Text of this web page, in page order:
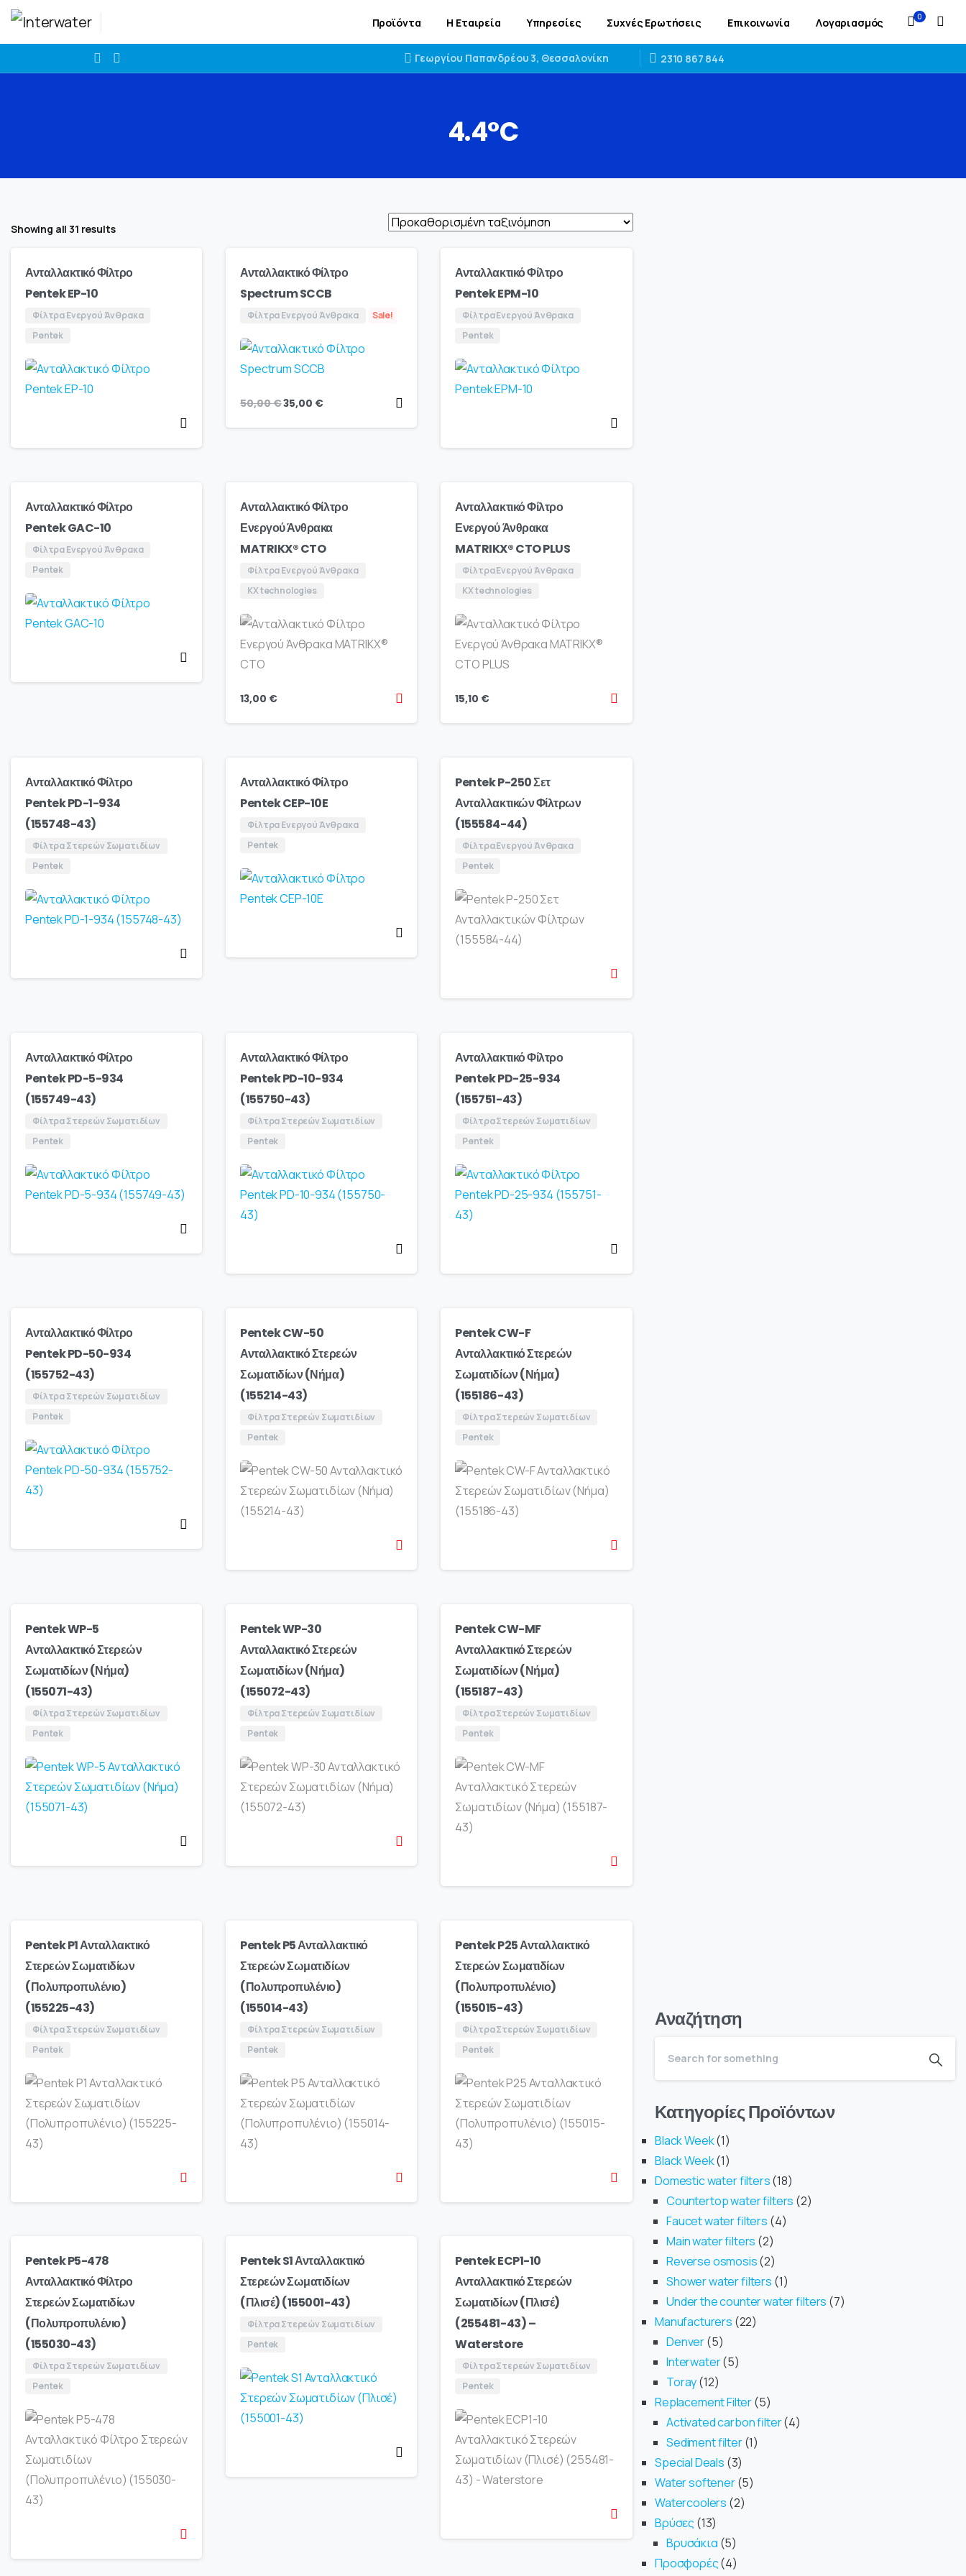
Προϊόντα Η Εταιρεία Υπηρεσίες Συχνές Ερωτήσεις Επικοινωνία Λογαριασμός 0
Γεωργίου Παπανδρέου 3, Θεσσαλονίκη 2310 867 844
4.4°C
Showing all 31 results
Ανταλλακτικό Φίλτρο
Pentek EP-10
Φίλτρα Ενεργού Άνθρακα
Pentek
Ανταλλακτικό Φίλτρο
Spectrum SCCB
Φίλτρα Ενεργού Άνθρακα Sale!
50,00€35,00 €
Ανταλλακτικό Φίλτρο
Pentek EPM-10
Φίλτρα Ενεργού Άνθρακα
Pentek
Ανταλλακτικό Φίλτρο
Pentek GAC-10
Φίλτρα Ενεργού Άνθρακα
Pentek
Ανταλλακτικό Φίλτρο
Ενεργού Άνθρακα
MATRIKX® CTO
Φίλτρα Ενεργού Άνθρακα
KX technologies
13,00 €
Ανταλλακτικό Φίλτρο
Ενεργού Άνθρακα
MATRIKX® CTO PLUS
Φίλτρα Ενεργού Άνθρακα
KX technologies
15,10 €
Ανταλλακτικό Φίλτρο
Pentek PD-1-934
(155748-43)
Φίλτρα Στερεών Σωματιδίων
Pentek
Ανταλλακτικό Φίλτρο
Pentek CEP-10E
Φίλτρα Ενεργού Άνθρακα
Pentek
Pentek P-250 Σετ
Ανταλλακτικών Φίλτρων
(155584-44)
Φίλτρα Ενεργού Άνθρακα
Pentek
Ανταλλακτικό Φίλτρο
Pentek PD-5-934
(155749-43)
Φίλτρα Στερεών Σωματιδίων
Pentek
Ανταλλακτικό Φίλτρο
Pentek PD-10-934
(155750-43)
Φίλτρα Στερεών Σωματιδίων
Pentek
Ανταλλακτικό Φίλτρο
Pentek PD-25-934
(155751-43)
Φίλτρα Στερεών Σωματιδίων
Pentek
Ανταλλακτικό Φίλτρο
Pentek PD-50-934
(155752-43)
Φίλτρα Στερεών Σωματιδίων
Pentek
Pentek CW-50
Ανταλλακτικό Στερεών
Σωματιδίων (Νήμα)
(155214-43)
Φίλτρα Στερεών Σωματιδίων
Pentek
Pentek CW-F
Ανταλλακτικό Στερεών
Σωματιδίων (Νήμα)
(155186-43)
Φίλτρα Στερεών Σωματιδίων
Pentek
Pentek WP-5
Ανταλλακτικό Στερεών
Σωματιδίων (Νήμα)
(155071-43)
Φίλτρα Στερεών Σωματιδίων
Pentek
Pentek WP-30
Ανταλλακτικό Στερεών
Σωματιδίων (Νήμα)
(155072-43)
Φίλτρα Στερεών Σωματιδίων
Pentek
Pentek CW-MF
Ανταλλακτικό Στερεών
Σωματιδίων (Νήμα)
(155187-43)
Φίλτρα Στερεών Σωματιδίων
Pentek
Pentek P1 Ανταλλακτικό
Στερεών Σωματιδίων
(Πολυπροπυλένιο)
(155225-43)
Φίλτρα Στερεών Σωματιδίων
Pentek
Pentek P5 Ανταλλακτικό
Στερεών Σωματιδίων
(Πολυπροπυλένιο)
(155014-43)
Φίλτρα Στερεών Σωματιδίων
Pentek
Pentek P25 Ανταλλακτικό
Στερεών Σωματιδίων
(Πολυπροπυλένιο)
(155015-43)
Φίλτρα Στερεών Σωματιδίων
Pentek
Pentek P5-478
Ανταλλακτικό Φίλτρο
Στερεών Σωματιδίων
(Πολυπροπυλένιο)
(155030-43)
Φίλτρα Στερεών Σωματιδίων
Pentek
Pentek S1 Ανταλλακτικό
Στερεών Σωματιδίων
(Πλισέ) (155001-43)
Φίλτρα Στερεών Σωματιδίων
Pentek
Pentek ECP1-10
Ανταλλακτικό Στερεών
Σωματιδίων (Πλισέ)
(255481-43) –
Waterstore
Φίλτρα Στερεών Σωματιδίων
Pentek
Αναζήτηση
Κατηγορίες Προϊόντων
Black Week 1
Black Week 1
Domestic water filters 18
Countertop water filters 2
Faucet water filters 4
Main water filters 2
Reverse osmosis 2
Shower water filters 1
Under the counter water filters 7
Manufacturers 22
Denver 5
Interwater 5
Toray 12
Replacement Filter 5
Activated carbon filter 4
Sediment filter 1
Special Deals 3
Water softener 5
Watercoolers 2
Βρύσες 13
Βρυσάκια 5
Προσφορές 4